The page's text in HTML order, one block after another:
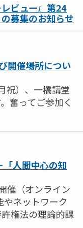
ビュー』第24
募集のお知らせ
開催場所につい
祝）、一橋講堂
奮ってご参加く
人間中心の知
催（オンライン
ネットワーク
権法の理論的課